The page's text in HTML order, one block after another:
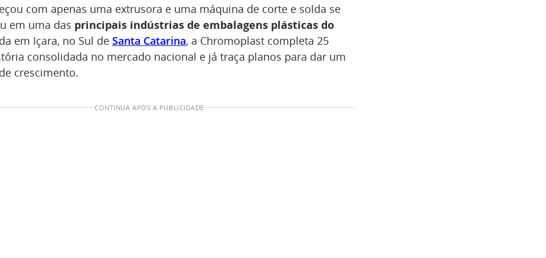
com apenas uma extrusora e uma máquina de corte e solda se
em uma das principais indústrias de embalagens plásticas do
em Içara, no Sul de Santa Catarina, a Chromoplast completa 25
consolidada no mercado nacional e já traça planos para dar um
crescimento.
CONTINUA APÓS A PUBLICIDADE